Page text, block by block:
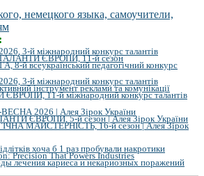
3-й міжнародний конкурс талантів
ЄВРОПИ, 11-й сезон
й всеукраїнський педагогічний конкурс
3-й міжнародний конкурс талантів
інструмент реклами та комунікації
11-й міжнародний конкурс талантів
2026 | Алея Зірок України
ЄВРОПИ, 5-й сезон | Алея Зірок України
МАЙСТЕРНІСТЬ, 16-й сезон | Алея Зірок
хоча б 1 раз пробували накротики
Precision That Powers Industries
лечения кариеса и некариозных поражений